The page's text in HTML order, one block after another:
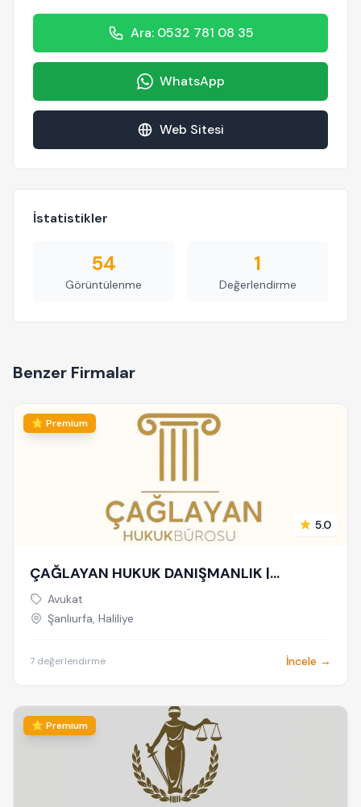
Ara: 0532 781 08 35
WhatsApp
Web Sitesi
İstatistikler
54
Görüntülenme
1
Değerlendirme
Benzer Firmalar
⭐ Premium
5.0
ÇAĞLAYAN HUKUK DANIŞMANLIK |
ŞANLIURFA AVUKAT
Avukat
Şanlıurfa, Haliliye
7 değerlendirme İncele →
⭐ Premium